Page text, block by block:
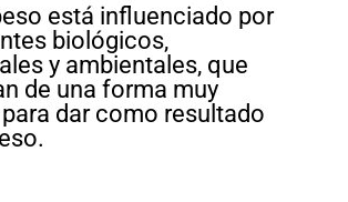
está influenciado por
biológicos,
y ambientales, que
de una forma muy
dar como resultado